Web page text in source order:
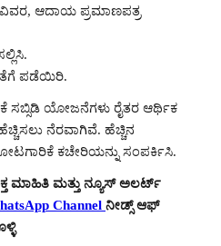
ಆದಾಯ ಪ್ರಮಾಣಪತ್ರ
ಪಡೆಯಿರಿ.
ಸಬ್ಸಿಡಿ ಯೋಜನೆಗಳು ರೈತರ ಆರ್ಥಿಕ
ನೆರವಾಗಿವೆ. ಹೆಚ್ಚಿನ
ಕಚೇರಿಯನ್ನು ಸಂಪರ್ಕಿಸಿ.
ಮಾಹಿತಿ ಮತ್ತು ನ್ಯೂಸ್ ಅಲರ್ಟ್
Channel ನೀಡ್ಸ್ ಆಫ್